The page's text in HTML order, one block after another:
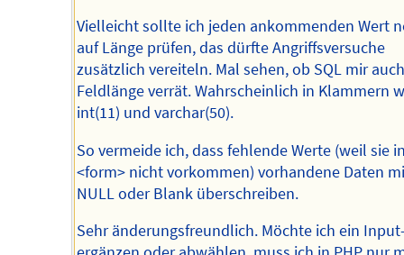
Vielleicht sollte ich jeden ankommenden Wert
auf Länge prüfen, das dürfte Angriffsversuche
zusätzlich vereiteln. Mal sehen, ob SQL mir
Feldlänge verrät. Wahrscheinlich in Klammern
int(11) und varchar(50).
So vermeide ich, dass fehlende Werte (weil sie
<form> nicht vorkommen) vorhandene Daten
NULL oder Blank überschreiben.
Sehr änderungsfreundlich. Möchte ich ein